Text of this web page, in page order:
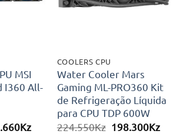
MSI
I360 All-
KzO
COOLERS CPU
Water Cooler Mars
Gaming ML-PRO360 Kit
de Refrigeração Líquida
para CPU TDP 600W
224.550Kz O
198.300KzO